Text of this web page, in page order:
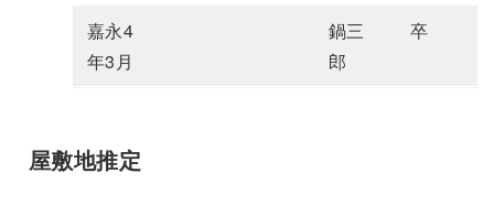
嘉永4
年3月
鍋三
郎
卒
屋敷地推定